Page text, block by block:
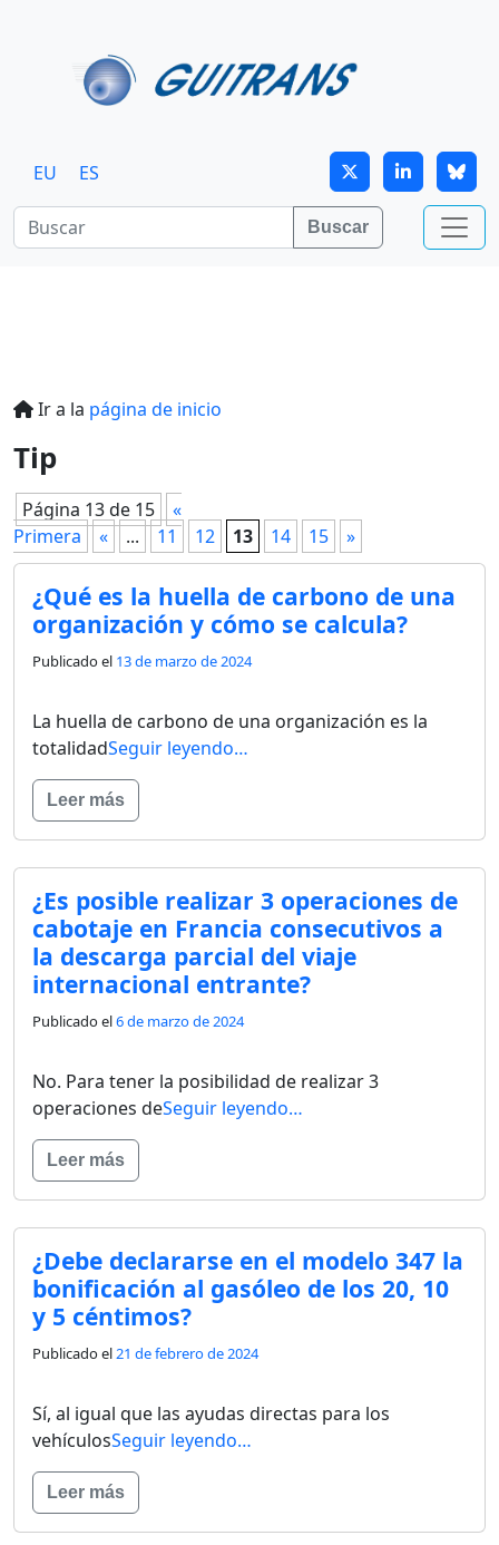
EU ES
Buscar
Ir a la página de inicio
Tip
Página 13 de 15
«
Primera
« ... 11 12 13 14 15 »
¿Qué es la huella de carbono de una
organización y cómo se calcula?
Publicado el 13 de marzo de 2024
La huella de carbono de una organización es la
totalidadSeguir leyendo…
Leer más
¿Es posible realizar 3 operaciones de
cabotaje en Francia consecutivos a
la descarga parcial del viaje
internacional entrante?
Publicado el6 de marzo de 2024
No. Para tener la posibilidad de realizar 3
operaciones deSeguir leyendo…
Leer más
¿Debe declararse en el modelo 347 la
bonificación al gasóleo de los 20, 10
y 5 céntimos?
Publicado el21 de febrero de 2024
Sí, al igual que las ayudas directas para los
vehículosSeguir leyendo…
Leer más